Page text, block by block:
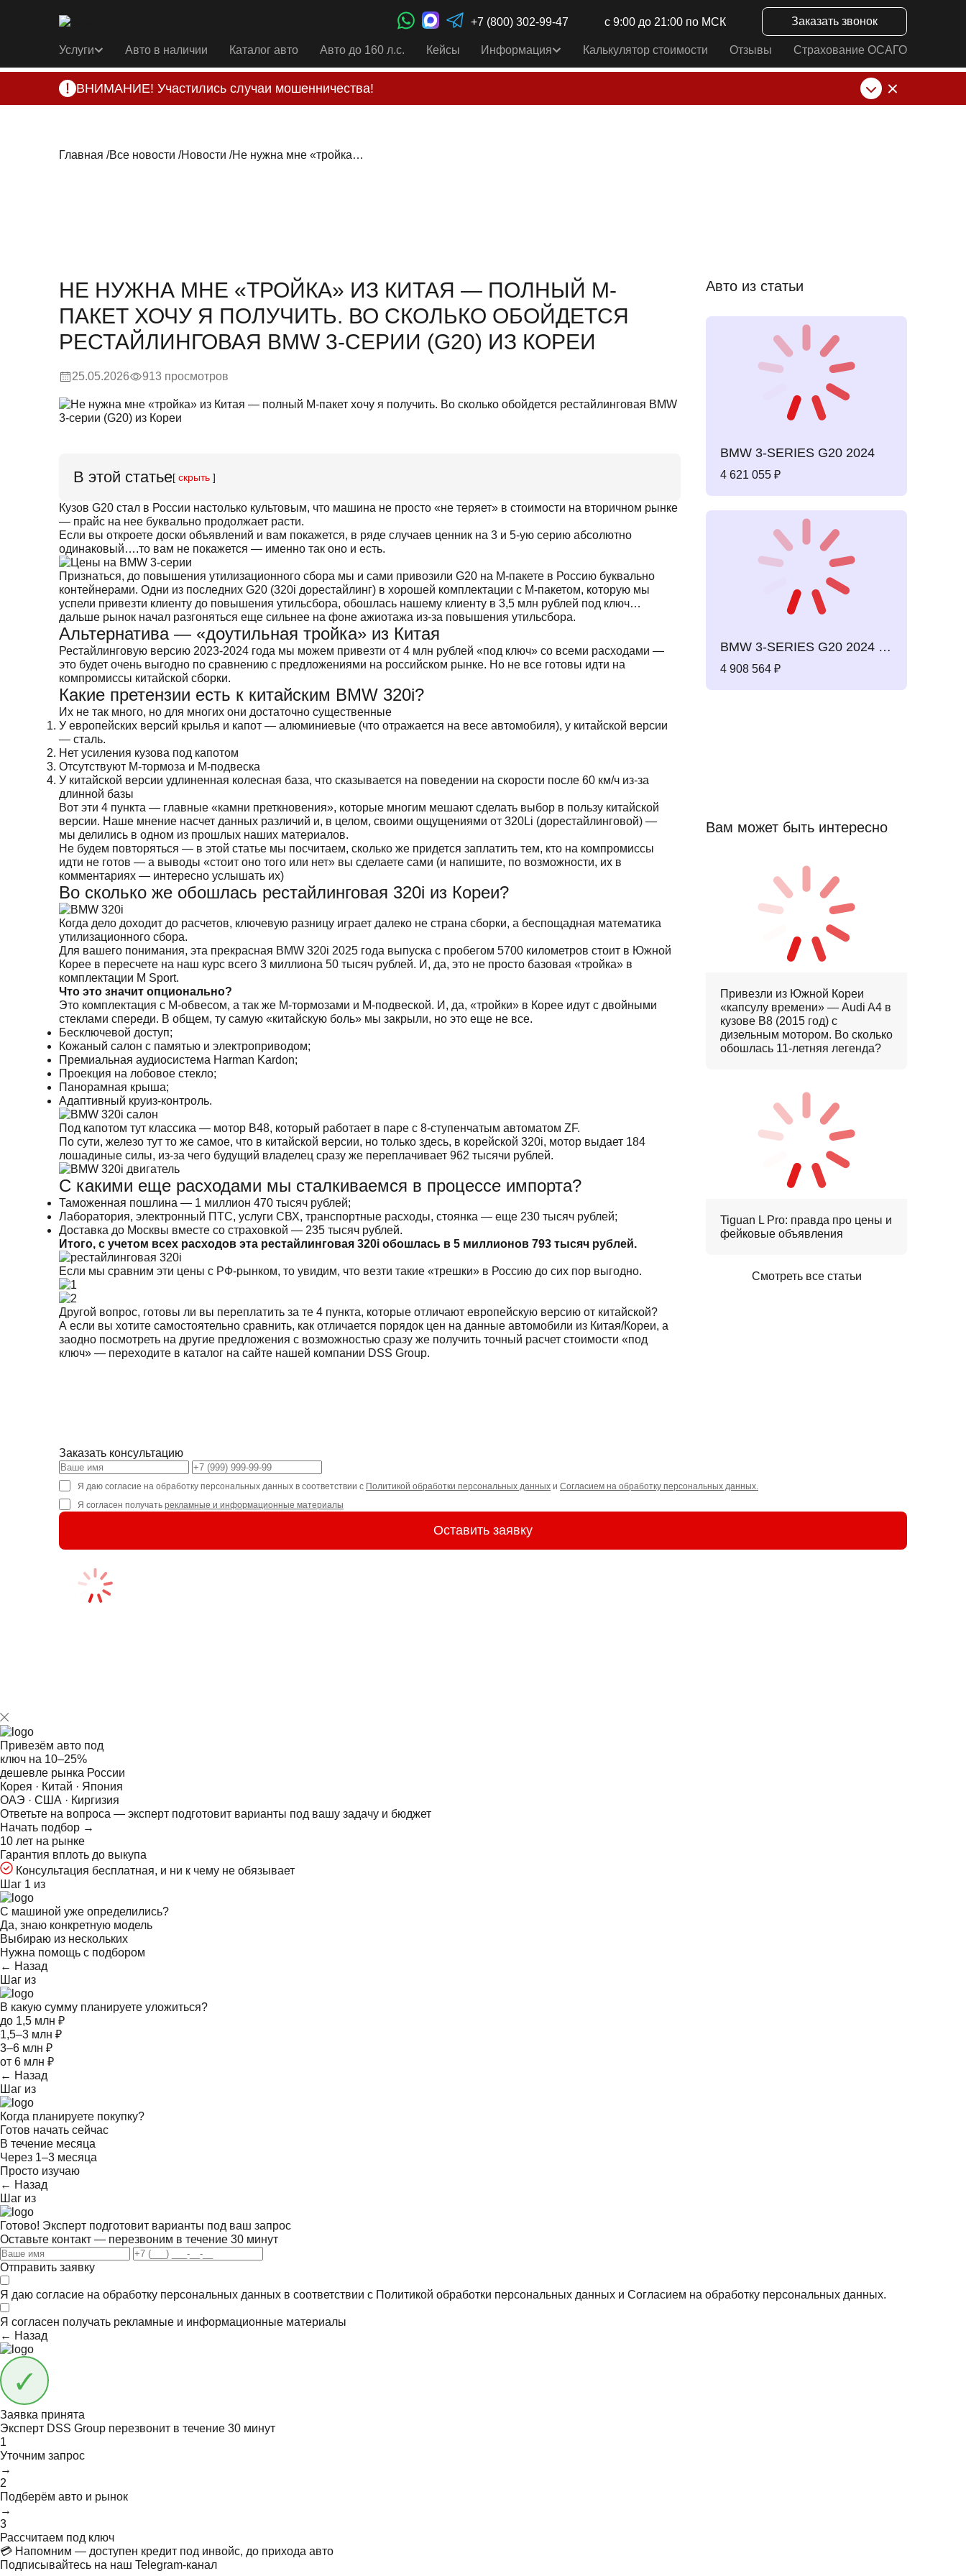
+7 (800) 302-99-47 с 9:00 до 21:00 по МСК Заказать звонок
Услуги Авто в наличии Каталог авто Авто до 160 л.с. Кейсы Информация Калькулятор стоимости Отзывы Страхование ОСАГО
ВНИМАНИЕ! Участились случаи мошенничества!
Главная Все новости Новости Не нужна мне «тройка» из Китая — полный М-пакет хочу я получить. Во сколько обойдется рестайлинговая BMW 3-серии (G20) из Кореи
НЕ НУЖНА МНЕ «ТРОЙКА» ИЗ КИТАЯ — ПОЛНЫЙ М-
ПАКЕТ ХОЧУ Я ПОЛУЧИТЬ. ВО СКОЛЬКО ОБОЙДЕТСЯ
РЕСТАЙЛИНГОВАЯ BMW 3-СЕРИИ (G20) ИЗ КОРЕИ
25.05.2026 913 просмотров
В этой статье[ скрыть ]
Кузов G20 стал в России настолько культовым, что машина не просто «не теряет» в стоимости на вторичном рынке
— прайс на нее буквально продолжает расти.
Если вы откроете доски объявлений и вам покажется, в ряде случаев ценник на 3 и 5-ую серию абсолютно
одинаковый….то вам не покажется — именно так оно и есть.
Признаться, до повышения утилизационного сбора мы и сами привозили G20 на М-пакете в Россию буквально
контейнерами. Одни из последних G20 (320i дорестайлинг) в хорошей комплектации с М-пакетом, которую мы
успели привезти клиенту до повышения утильсбора, обошлась нашему клиенту в 3,5 млн рублей под ключ…
дальше рынок начал разгоняться еще сильнее на фоне ажиотажа из-за повышения утильсбора.
Альтернатива — «доутильная тройка» из Китая
Рестайлинговую версию 2023-2024 года мы можем привезти от 4 млн рублей «под ключ» со всеми расходами —
это будет очень выгодно по сравнению с предложениями на российском рынке. Но не все готовы идти на
компромиссы китайской сборки.
Какие претензии есть к китайским BMW 320i?
Их не так много, но для многих они достаточно существенные
У европейских версий крылья и капот — алюминиевые (что отражается на весе автомобиля), у китайской версии
— сталь.
Нет усиления кузова под капотом
Отсутствуют М-тормоза и М-подвеска
У китайской версии удлиненная колесная база, что сказывается на поведении на скорости после 60 км/ч из-за
длинной базы
Вот эти 4 пункта — главные «камни преткновения», которые многим мешают сделать выбор в пользу китайской
версии. Наше мнение насчет данных различий и, в целом, своими ощущениями от 320Li (дорестайлинговой) —
мы делились в одном из прошлых наших материалов.
Не будем повторяться — в этой статье мы посчитаем, сколько же придется заплатить тем, кто на компромиссы
идти не готов — а выводы «стоит оно того или нет» вы сделаете сами (и напишите, по возможности, их в
комментариях — интересно услышать их)
Во сколько же обошлась рестайлинговая 320i из Кореи?
Когда дело доходит до расчетов, ключевую разницу играет далеко не страна сборки, а беспощадная математика
утилизационного сбора.
Для вашего понимания, эта прекрасная BMW 320i 2025 года выпуска с пробегом 5700 километров стоит в Южной
Корее в пересчете на наш курс всего 3 миллиона 50 тысяч рублей. И, да, это не просто базовая «тройка» в
комплектации M Sport.
Что это значит опционально?
Это комплектация с М-обвесом, а так же М-тормозами и М-подвеской. И, да, «тройки» в Корее идут с двойными
стеклами спереди. В общем, ту самую «китайскую боль» мы закрыли, но это еще не все.
Бесключевой доступ;
Кожаный салон с памятью и электроприводом;
Премиальная аудиосистема Harman Kardon;
Проекция на лобовое стекло;
Панорамная крыша;
Адаптивный круиз-контроль.
Под капотом тут классика — мотор B48, который работает в паре с 8-ступенчатым автоматом ZF.
По сути, железо тут то же самое, что в китайской версии, но только здесь, в корейской 320i, мотор выдает 184
лошадиные силы, из-за чего будущий владелец сразу же переплачивает 962 тысячи рублей.
С какими еще расходами мы сталкиваемся в процессе импорта?
Таможенная пошлина — 1 миллион 470 тысяч рублей;
Лаборатория, электронный ПТС, услуги СВХ, транспортные расходы, стоянка — еще 230 тысяч рублей;
Доставка до Москвы вместе со страховкой — 235 тысяч рублей.
Итого, с учетом всех расходов эта рестайлинговая 320i обошлась в 5 миллионов 793 тысяч рублей.
Если мы сравним эти цены с РФ-рынком, то увидим, что везти такие «трешки» в Россию до сих пор выгодно.
Другой вопрос, готовы ли вы переплатить за те 4 пункта, которые отличают европейскую версию от китайской?
А если вы хотите самостоятельно сравнить, как отличается порядок цен на данные автомобили из Китая/Кореи, а
заодно посмотреть на другие предложения с возможностью сразу же получить точный расчет стоимости «под
ключ» — переходите в каталог на сайте нашей компании DSS Group.
Авто из статьи
BMW 3-SERIES G20 2024
4 621 055
BMW 3-SERIES G20 2024 White
4 908 564
Вам может быть интересно
Привезли из Южной Кореи
«капсулу времени» — Audi A4 в
кузове B8 (2015 год) с
дизельным мотором. Во сколько
обошлась 11-летняя легенда?
Tiguan L Pro: правда про цены и
фейковые объявления
Смотреть все статьи
Заказать консультацию
Я даю согласие на обработку персональных данных в соответствии с Политикой обработки персональных данных и Согласием на обработку персональных данных.
Я согласен получать рекламные и информационные материалы
Оставить заявку
Привезём авто под
ключ на 10–25%
дешевле рынка России
Корея · Китай · Япония
ОАЭ · США · Киргизия
Ответьте на вопроса — эксперт подготовит варианты под вашу задачу и бюджет
Начать подбор →
10 лет на рынке
Гарантия вплоть до выкупа
Консультация бесплатная, и ни к чему не обязывает
Шаг 1 из
С машиной уже определились?
Да, знаю конкретную модель
Выбираю из нескольких
Нужна помощь с подбором
← Назад
Шаг из
В какую сумму планируете уложиться?
до 1,5 млн ₽
1,5–3 млн ₽
3–6 млн ₽
от 6 млн ₽
← Назад
Шаг из
Когда планируете покупку?
Готов начать сейчас
В течение месяца
Через 1–3 месяца
Просто изучаю
← Назад
Шаг из
Готово! Эксперт подготовит варианты под ваш запрос
Оставьте контакт — перезвоним в течение 30 минут
Отправить заявку
Я даю согласие на обработку персональных данных в соответствии с Политикой обработки персональных данных и Согласием на обработку персональных данных.
Я согласен получать рекламные и информационные материалы
← Назад
Заявка принята
Эксперт DSS Group перезвонит в течение 30 минут
1
Уточним запрос
→
2
Подберём авто и рынок
→
3
Рассчитаем под ключ
💳 Напомним — доступен кредит под инвойс, до прихода авто
Подписывайтесь на наш Telegram-канал